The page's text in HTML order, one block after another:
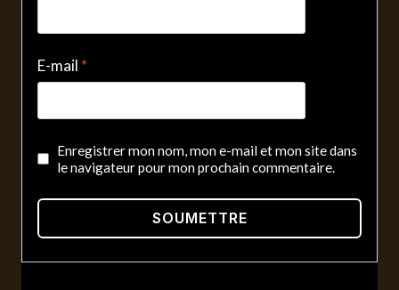
E-mail *
Enregistrer mon nom, mon e-mail et mon site dans
le navigateur pour mon prochain commentaire.